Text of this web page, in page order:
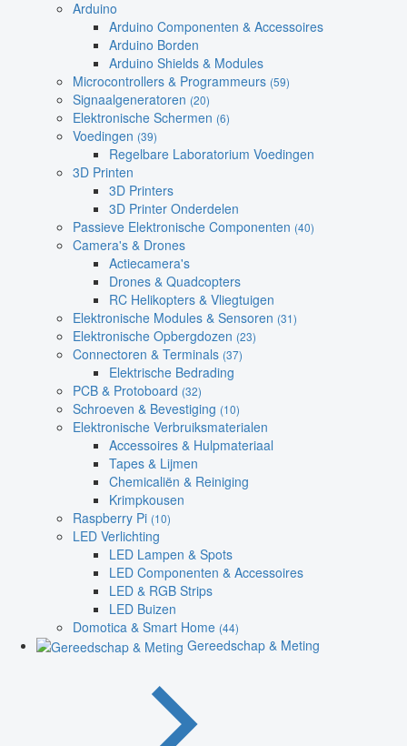
Arduino
Arduino Componenten & Accessoires
Arduino Borden
Arduino Shields & Modules
Microcontrollers & Programmeurs (59)
Signaalgeneratoren (20)
Elektronische Schermen (6)
Voedingen (39)
Regelbare Laboratorium Voedingen
3D Printen
3D Printers
3D Printer Onderdelen
Passieve Elektronische Componenten (40)
Camera's & Drones
Actiecamera's
Drones & Quadcopters
RC Helikopters & Vliegtuigen
Elektronische Modules & Sensoren (31)
Elektronische Opbergdozen (23)
Connectoren & Terminals (37)
Elektrische Bedrading
PCB & Protoboard (32)
Schroeven & Bevestiging (10)
Elektronische Verbruiksmaterialen
Accessoires & Hulpmateriaal
Tapes & Lijmen
Chemicaliën & Reiniging
Krimpkousen
Raspberry Pi (10)
LED Verlichting
LED Lampen & Spots
LED Componenten & Accessoires
LED & RGB Strips
LED Buizen
Domotica & Smart Home (44)
Gereedschap & Meting